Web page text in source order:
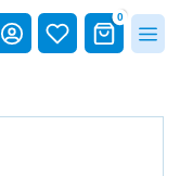
0